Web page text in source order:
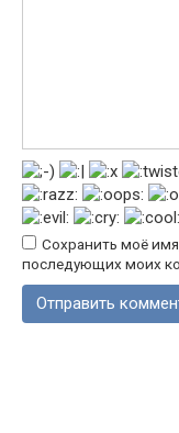
Сохранить моё
последующих моих